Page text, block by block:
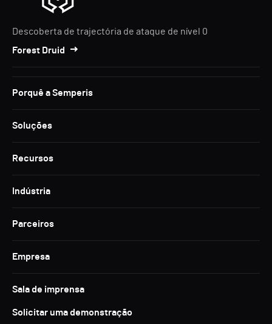
Descoberta de trajectória de ataque de nível 0
Forest Druid
Porquê a Semperis
Soluções
Recursos
Indústria
Parceiros
Empresa
Sala de imprensa
Solicitar uma demonstração